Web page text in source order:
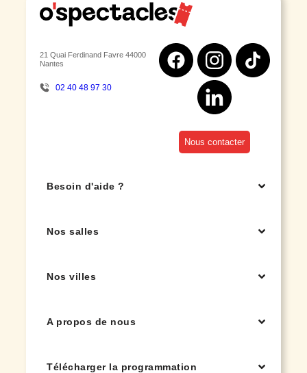
21 Quai Ferdinand Favre 44000
Nantes
02 40 48 97 30
Nous contacter
Besoin d'aide ?
Nos salles
Nos villes
A propos de nous
Télécharger la programmation